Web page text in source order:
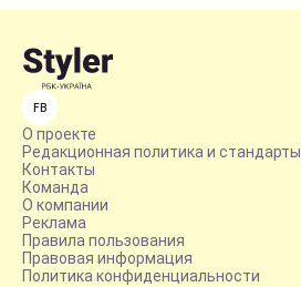
FB
О проекте
Редакционная политика и стандарты
Контакты
Команда
О компании
Реклама
Правила пользования
Правовая информация
Политика конфиденциальности